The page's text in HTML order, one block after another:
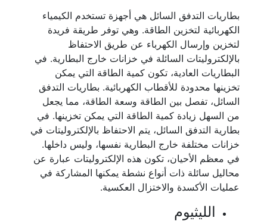
بطاريات التدفق السائل هي أجهزة تستخدم الكيمياء
الكهربائية لتخزين الطاقة. وهي توفر طريقة فريدة
لتخزين وإرسال الكهرباء عن طريق الاحتفاظ
بالإلكتروليتات السائلة في خزانات خارج البطارية. في
البطاريات العادية، تكون كمية الطاقة التي يمكن
تخزينها محدودة للأقطاب الكهربائية. بطاريات التدفق
السائل، تفصل بين الطاقة وسعة الطاقة، مما يجعل
من السهل زيادة كمية الطاقة التي يمكن تخزينها. في
بطارية التدفق السائل، يتم الاحتفاظ بالإلكتروليتات في
خزانات مختلفة خارج البطارية نفسها، وليس داخلها.
في معظم الأحيان، تكون هذه الإلكتروليتات عبارة عن
محاليل سائلة ذات أنواع نشطة يمكنها المشاركة في
عمليات الأكسدة والاختزال العكسية.
الليثيوم